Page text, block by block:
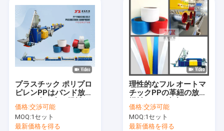
製品
VRショー
わたしたち に つい て
品質管理
連絡 ください
プラスチック ポリプロ
ピレンPPはバンド放出
紐で縛る
価格:交渉可能
MOQ:1セット
最新価格を得る
理性的なフル オートマ
チックPPの革紐の放出
価格:交渉可能
MOQ:1セット
最新価格を得る